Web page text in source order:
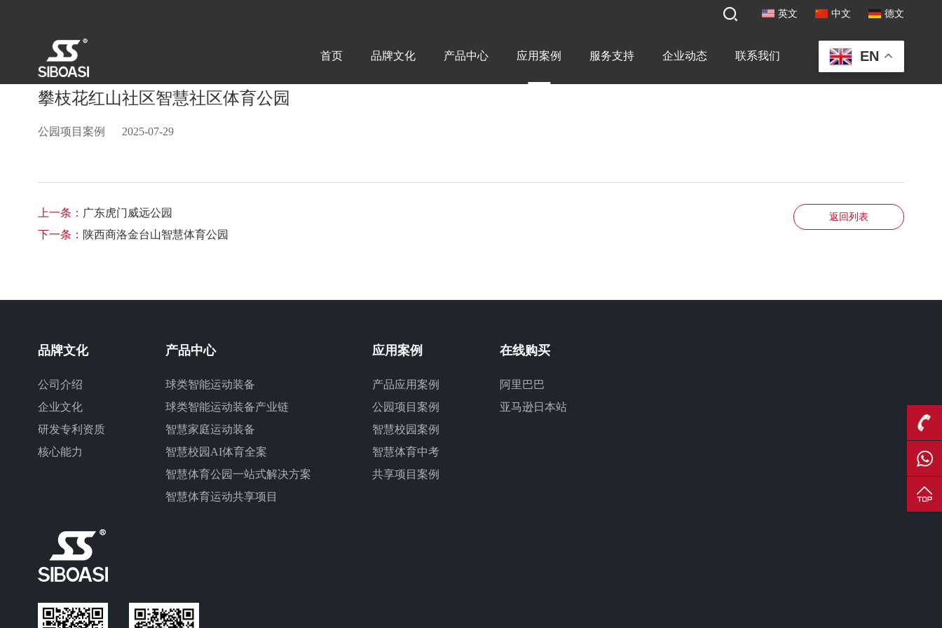
英文 中文 德文
首页 品牌文化 产品中心 应用案例 服务支持 企业动态 联系我们 EN
攀枝花红山社区智慧社区体育公园
公园项目案例 2025-07-29
上一条： 广东虎门威远公园
下一条： 陕西商洛金台山智慧体育公园
返回列表
品牌文化
公司介绍
企业文化
研发专利资质
核心能力
产品中心
球类智能运动装备
球类智能运动装备产业链
智慧家庭运动装备
智慧校园AI体育全案
智慧体育公园一站式解决方案
智慧体育运动共享项目
应用案例
产品应用案例
公园项目案例
智慧校园案例
智慧体育中考
共享项目案例
在线购买
阿里巴巴
亚马逊日本站